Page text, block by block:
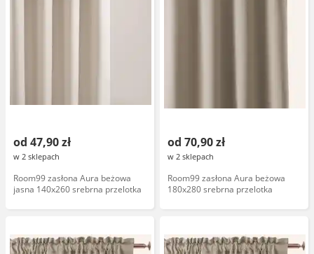
od 47,90 zł
w 2 sklepach
Room99 zasłona Aura beżowa
jasna 140x260 srebrna przelotka
od 70,90 zł
w 2 sklepach
Room99 zasłona Aura beżowa
180x280 srebrna przelotka